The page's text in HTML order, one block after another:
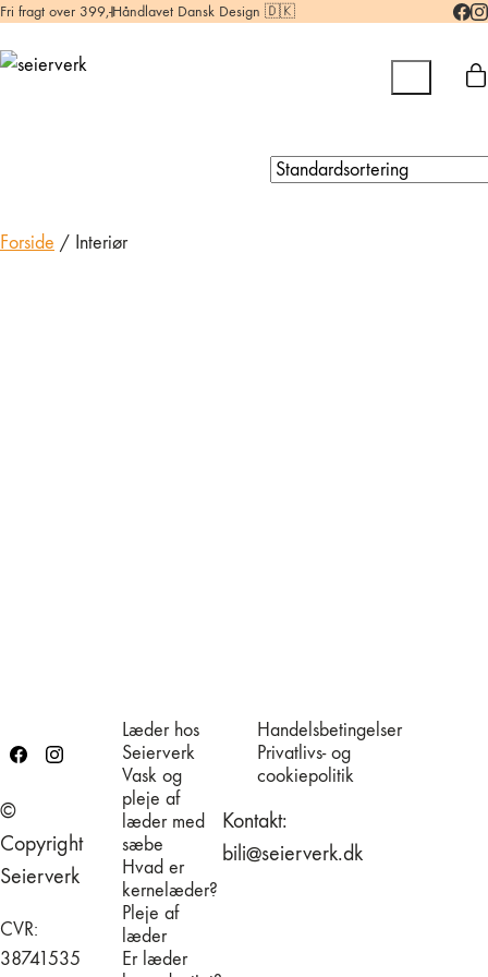
Fri fragt over 399,-Håndlavet Dansk Design 🇩🇰
Forside / Interiør
©
Copyright
Seierverk
CVR:
38741535
Læder hos
Seierverk
Vask og
pleje af
læder med
sæbe
Hvad er
kernelæder?
Pleje af
læder
Er læder
Handelsbetingelser
Privatlivs- og
cookiepolitik
Kontakt:
bili@seierverk.dk